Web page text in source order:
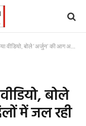
बोले ‘अर्जुन’ की आग अब भी दिलों में जल रही है
बोले
में जल रही